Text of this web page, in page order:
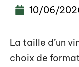
10/06/
La taille d’un
choix de